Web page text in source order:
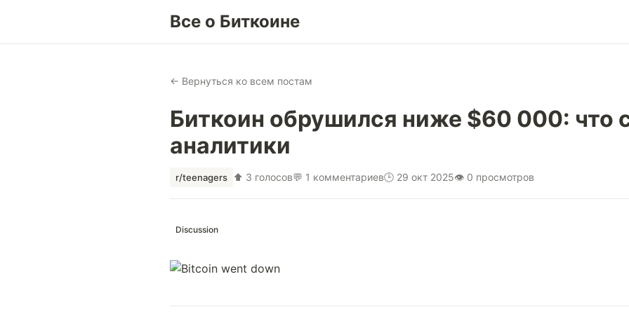
Все о Биткоине
← Вернуться ко всем постам
Биткоин обрушился ниже $60 000: что
аналитики
r/teenagers ⬆ 3 голосов💬 1 комментариев🕒 29 окт 2025👁 0 просмотров
Discussion